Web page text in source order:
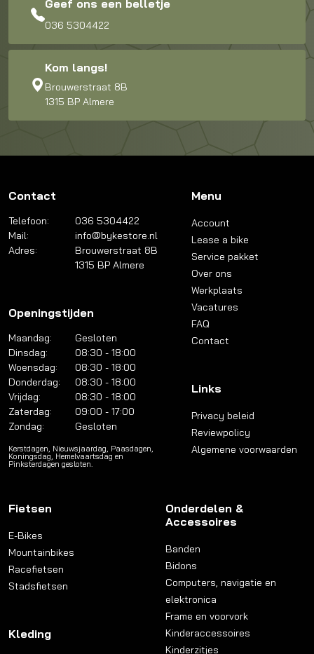
Geef ons een belletje
036 5304422
Kom langs!
Brouwerstraat 8B
1315 BP Almere
Contact
Telefoon:
036 5304422
Mail:
info@bykestore.nl
Adres:
Brouwerstraat 8B
1315 BP Almere
Openingstijden
Maandag:
Gesloten
Dinsdag:
08:30 - 18:00
Woensdag:
08:30 - 18:00
Donderdag:
08:30 - 18:00
Vrijdag:
08:30 - 18:00
Zaterdag:
09:00 - 17:00
Zondag:
Gesloten
Kerstdagen, Nieuwsjaardag, Paasdagen,
Koningsdag, Hemelvaartsdag en
Pinksterdagen gesloten.
Menu
Account
Lease a bike
Service pakket
Over ons
Werkplaats
Vacatures
FAQ
Contact
Links
Privacy beleid
Reviewpolicy
Algemene voorwaarden
Fietsen
E-Bikes
Mountainbikes
Racefietsen
Stadsfietsen
Kleding
Onderdelen &
Accessoires
Banden
Bidons
Computers, navigatie en
elektronica
Frame en voorvork
Kinderaccessoires
Kinderzitjes